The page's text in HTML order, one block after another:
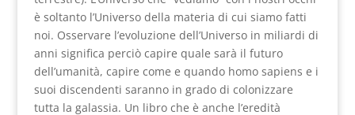
è soltanto l’Universo della materia di cui siamo fatti
noi. Osservare l’evoluzione dell’Universo in miliardi di
anni significa perciò capire quale sarà il futuro
dell’umanità, capire come e quando homo sapiens e i
suoi discendenti saranno in grado di colonizzare
tutta la galassia. Un libro che è anche l’eredità